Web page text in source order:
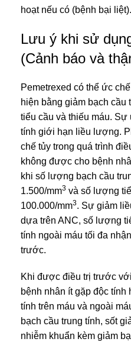
hoạt nếu có (bệnh bại liệt).
Lưu ý khi sử
(Cảnh báo và
Pemetrexed có thể ức
hiện bằng giảm bạch
tiểu cầu và thiếu máu.
tính giới hạn liều lượng.
chế tủy trong quá trình
không được cho bệnh
khi số lượng bạch cầu
1.500/mm3 và số lượng
100.000/mm3. Sự giảm
dựa trên ANC, số lượng
tính ngoài máu tối đa
trước.
Khi được điều trị trước
bệnh nhân ít gặp độc
tính trên máu và ngoài
bạch cầu trung tính, sốt
nhiễm khuẩn kèm giảm